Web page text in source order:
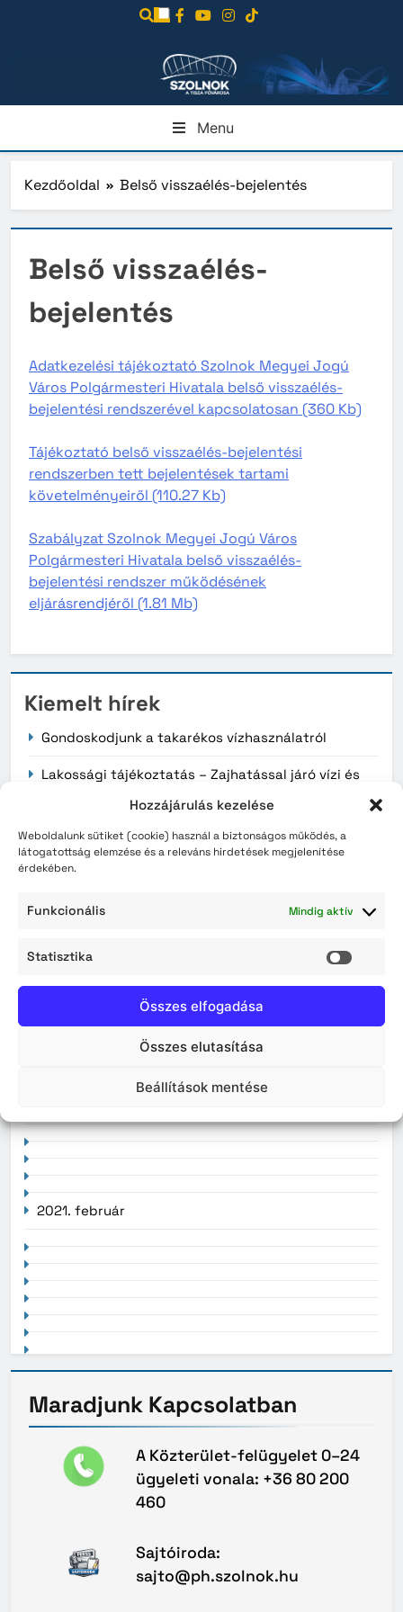
Hozzájárulás kezelése
Weboldalunk sütiket (cookie) használ a biztonságos működés, a
látogatottság elemzése és a releváns hirdetések megjelenítése
érdekében.
Funkcionális Mindig aktív
Statisztika
Összes elfogadása
Összes elutasítása
Beállítások mentése
Menu
Kezdőoldal Belső visszaélés-bejelentés
Belső visszaélés-
bejelentés
Adatkezelési tájékoztató Szolnok Megyei Jogú
Város Polgármesteri Hivatala belső visszaélés-
bejelentési rendszerével kapcsolatosan (360 Kb)
Tájékoztató belső visszaélés-bejelentési
rendszerben tett bejelentések tartami
követelményeiről (110.27 Kb)
Szabályzat Szolnok Megyei Jogú Város
Polgármesteri Hivatala belső visszaélés-
bejelentési rendszer működésének
eljárásrendjéről (1.81 Mb)
Kiemelt hírek
Gondoskodjunk a takarékos vízhasználatról
Lakossági tájékoztatás – Zajhatással járó vízi és
Érvényüket vesztik a régi, könyv formátumú
személyazonosító igazolványok augusztus 3-án
Archívum
2026. augusztus
2026. június
2021. február
Maradjunk Kapcsolatban
A Közterület-felügyelet 0–24
ügyeleti vonala: +36 80 200
460
Sajtóiroda:
sajto@ph.szolnok.hu